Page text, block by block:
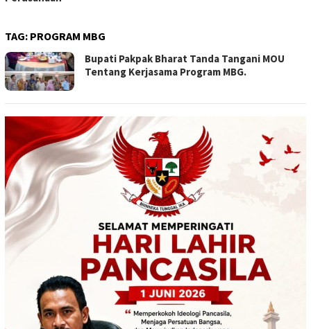
TAG: PROGRAM MBG
Bupati Pakpak Bharat Tanda Tangani MOU
Tentang Kerjasama Program MBG.